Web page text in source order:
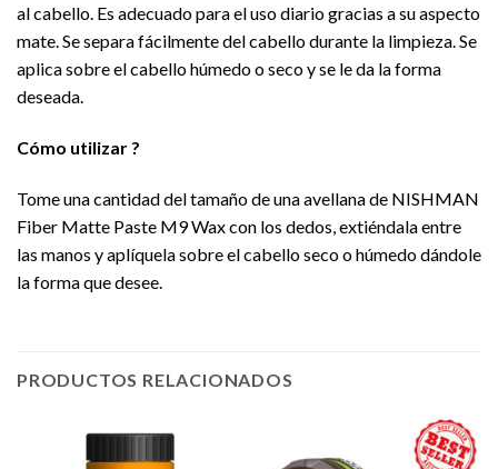
al cabello. Es adecuado para el uso diario gracias a su aspecto
mate. Se separa fácilmente del cabello durante la limpieza. Se
aplica sobre el cabello húmedo o seco y se le da la forma
deseada.
Cómo utilizar ?
Tome una cantidad del tamaño de una avellana de NISHMAN
Fiber Matte Paste M9 Wax con los dedos, extiéndala entre
las manos y aplíquela sobre el cabello seco o húmedo dándole
la forma que desee.
PRODUCTOS RELACIONADOS